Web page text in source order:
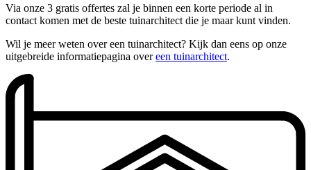
Via onze 3 gratis offertes zal je binnen een korte periode al in
contact komen met de beste tuinarchitect die je maar kunt vinden.
Wil je meer weten over een tuinarchitect? Kijk dan eens op onze
uitgebreide informatiepagina overeen tuinarchitect.